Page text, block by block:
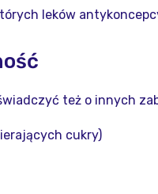
leków
też o innych
cukry)